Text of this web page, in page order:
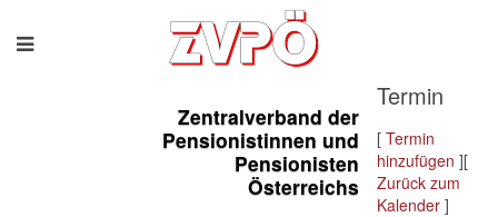
Zentralverband der
Pensionistinnen und
Pensionisten
Österreichs
Termin
[ Termin
hinzufügen ][
Zurück zum
Kalender ]